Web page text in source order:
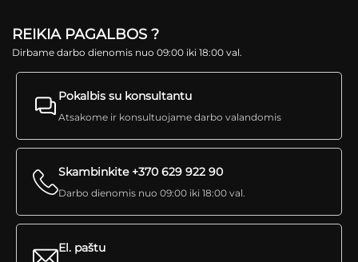
REIKIA PAGALBOS ?
Dirbame darbo dienomis nuo 09:00 iki 18:00 val.
Pokalbis su konsultantu
Atsakome ir konsultuojame darbo valandomis
Skambinkite +370 629 922 90
Darbo dienomis nuo 09:00 iki 18:00 val.
El. paštu